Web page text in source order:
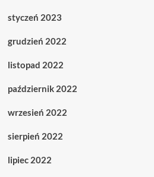
styczeń 2023
grudzień 2022
listopad 2022
październik 2022
wrzesień 2022
sierpień 2022
lipiec 2022